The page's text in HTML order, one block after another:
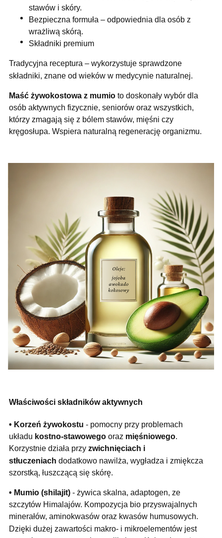
stawów i skóry.
Bezpieczna formuła – odpowiednia dla osób z
wrażliwą skórą.
Składniki premium
Tradycyjna receptura – wykorzystuje sprawdzone
składniki, znane od wieków w medycynie naturalnej.
Maść żywokostowa z mumio to doskonały wybór dla
osób aktywnych fizycznie, seniorów oraz wszystkich,
którzy zmagają się z bólem stawów, mięśni czy
kręgosłupa. Wspiera naturalną regenerację organizmu.
Właściwości składników aktywnych
• Korzeń żywokostu - pomocny przy problemach
układu kostno-stawowego oraz mięśniowego.
Korzystnie działa przy zwichnięciach i
stłuczeniach dodatkowo nawilża, wygładza i zmiękcza
szorstką, łuszczącą się skórę.
• Mumio (shilajit) - żywica skalna, adaptogen, ze
szczytów Himalajów. Kompozycja bio przyswajalnych
minerałów, aminokwasów oraz kwasów humusowych.
Dzięki dużej zawartości makro- i mikroelementów jest